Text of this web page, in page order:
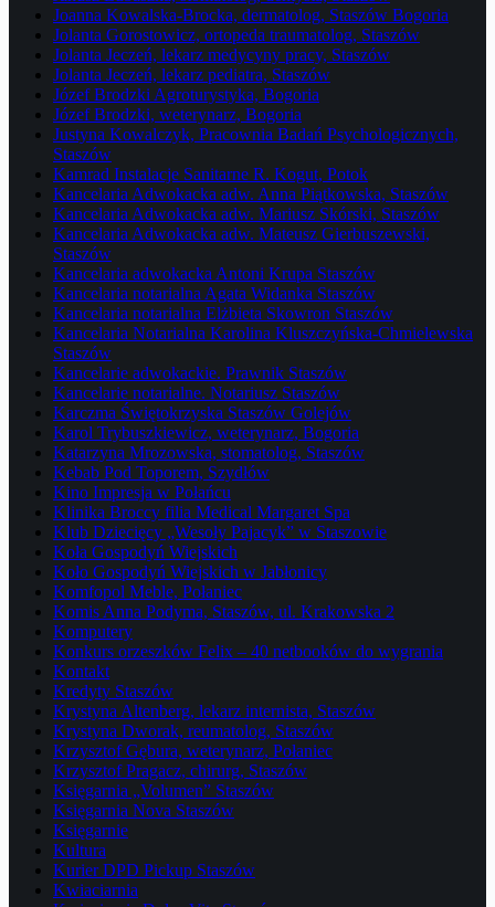
Joanna Kowalska-Brocka, dermatolog, Staszów Bogoria
Jolanta Gorostowicz, ortopeda traumatolog, Staszów
Jolanta Jeczeń, lekarz medycyny pracy, Staszów
Jolanta Jeczeń, lekarz pediatra, Staszów
Józef Brodzki Agroturystyka, Bogoria
Józef Brodzki, weterynarz, Bogoria
Justyna Kowalczyk, Pracownia Badań Psychologicznych,
Staszów
Kamrad Instalacje Sanitarne R. Kogut, Potok
Kancelaria Adwokacka adw. Anna Piątkowska, Staszów
Kancelaria Adwokacka adw. Mariusz Skórski, Staszów
Kancelaria Adwokacka adw. Mateusz Gierbuszewski,
Staszów
Kancelaria adwokacka Antoni Krupa Staszów
Kancelaria notarialna Agata Widanka Staszów
Kancelaria notarialna Elżbieta Skowron Staszów
Kancelaria Notarialna Karolina Kluszczyńska-Chmielewska
Staszów
Kancelarie adwokackie. Prawnik Staszów
Kancelarie notarialne. Notariusz Staszów
Karczma Świętokrzyska Staszów Golejów
Karol Trybuszkiewicz, weterynarz, Bogoria
Katarzyna Mrozowska, stomatolog, Staszów
Kebab Pod Toporem, Szydłów
Kino Impresja w Połańcu
Klinika Broccy filia Medical Margaret Spa
Klub Dziecięcy „Wesoły Pajacyk” w Staszowie
Koła Gospodyń Wiejskich
Koło Gospodyń Wiejskich w Jabłonicy
Komfopol Meble, Połaniec
Komis Anna Podyma, Staszów, ul. Krakowska 2
Komputery
Konkurs orzeszków Felix – 40 netbooków do wygrania
Kontakt
Kredyty Staszów
Krystyna Altenberg, lekarz internista, Staszów
Krystyna Dworak, reumatolog, Staszów
Krzysztof Gębura, weterynarz, Połaniec
Krzysztof Pragacz, chirurg, Staszów
Księgarnia „Volumen” Staszów
Księgarnia Nova Staszów
Księgarnie
Kultura
Kurier DPD Pickup Staszów
Kwiaciarnia